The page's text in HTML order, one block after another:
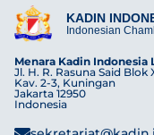
KADIN
Indonesian
Menara Kadin Indonesia
Jl. H. R. Rasuna Said Blok
Kav. 2-3, Kuningan
Jakarta 12950
Indonesia